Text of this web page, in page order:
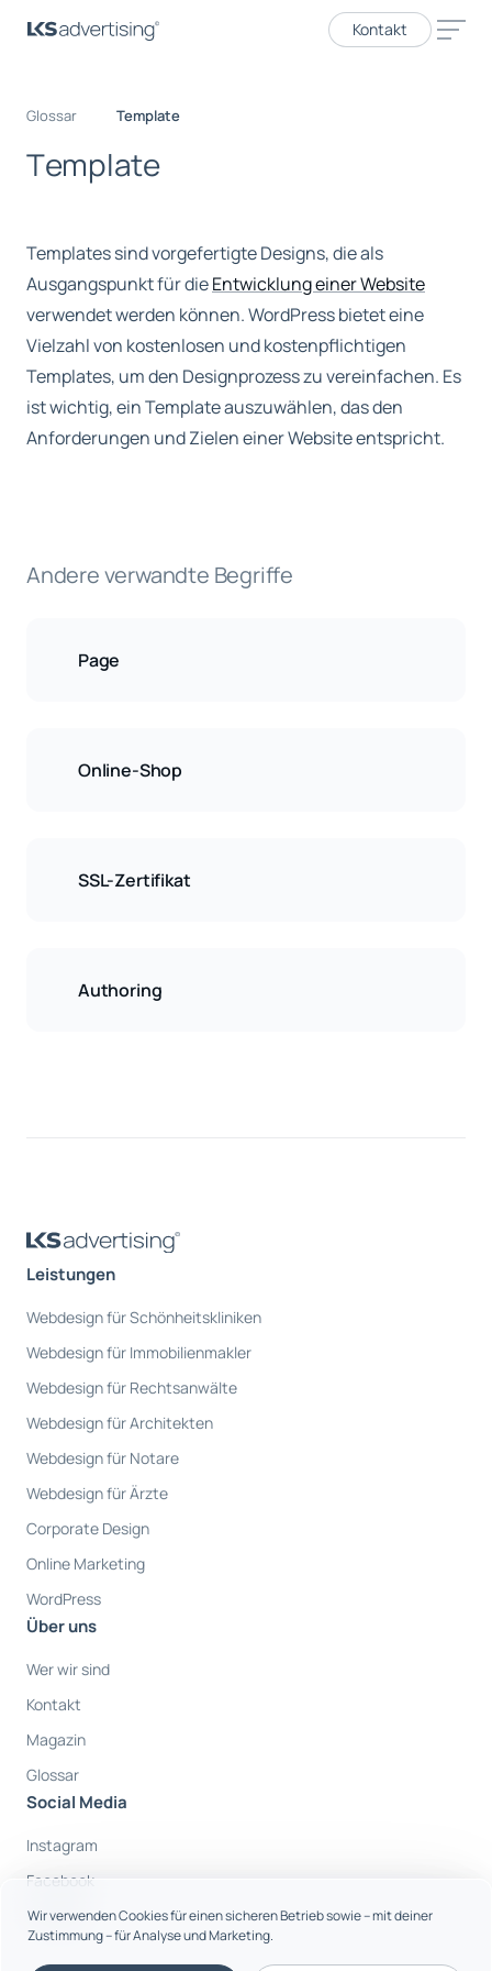
Wir verwenden Cookies für einen sicheren Betrieb sowie – mit deiner
Zustimmung – für Analyse und Marketing.
Kontakt
Glossar Template
Template
Templates sind vorgefertigte Designs, die als
Ausgangspunkt für dieEntwicklung einer Website
verwendet werden können. WordPress bietet eine
Vielzahl von kostenlosen und kostenpflichtigen
Templates, um den Designprozess zu vereinfachen. Es
ist wichtig, ein Template auszuwählen, das den
Anforderungen und Zielen einer Website entspricht.
Andere verwandte Begriffe
Page
Online-Shop
SSL-Zertifikat
Authoring
Leistungen
Webdesign für Schönheitskliniken
Webdesign für Immobilienmakler
Webdesign für Rechtsanwälte
Webdesign für Architekten
Webdesign für Notare
Webdesign für Ärzte
Corporate Design
Online Marketing
WordPress
Über uns
Wer wir sind
Kontakt
Magazin
Glossar
Social Media
Instagram
Facebook
Youtube